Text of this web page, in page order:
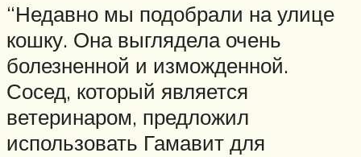
“Недавно мы подобрали на улице
кошку. Она выглядела очень
болезненной и изможденной.
Сосед, который является
ветеринаром, предложил
использовать Гамавит для